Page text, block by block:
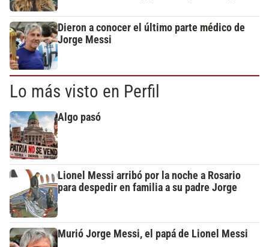
Dieron a conocer el último parte médico de
Jorge Messi
Lo más visto en Perfil
Algo pasó
Lionel Messi arribó por la noche a Rosario
para despedir en familia a su padre Jorge
Murió Jorge Messi, el papá de Lionel Messi